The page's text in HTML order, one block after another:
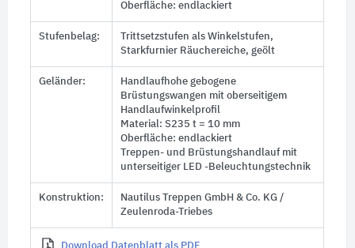
Oberfläche: endlackiert
Stufenbelag:
Trittsetzstufen als Winkelstufen,
Starkfurnier Räuchereiche, geölt
Geländer:
Handlaufhohe gebogene
Brüstungswangen mit oberseitigem
Handlaufwinkelprofil
Material: S235 t = 10 mm
Oberfläche: endlackiert
Treppen- und Brüstungshandlauf mit
unterseitiger LED -Beleuchtungstechnik
Konstruktion:
Nautilus Treppen GmbH & Co. KG /
Zeulenroda-Triebes